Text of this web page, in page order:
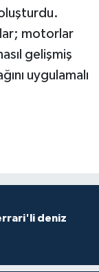
motorlar
gelişmiş
uygulamalı
deniz